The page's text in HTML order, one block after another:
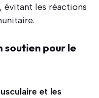
évitant les réactions
soutien pour le
et les